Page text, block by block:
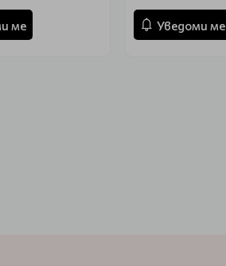
ме Уведоми ме